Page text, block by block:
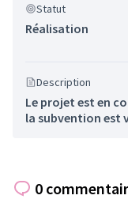
Statut
Réalisation
Description
Le projet est en
la subvention est
0